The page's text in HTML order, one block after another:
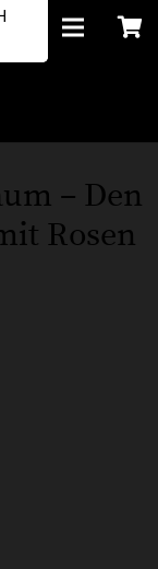
– Den
Rosen